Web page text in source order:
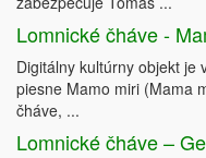
Lomnické čháve -
Digitálny kultúrny objekt je
piesne Mamo miri (Mama
čháve, ...
Lomnické čháve –